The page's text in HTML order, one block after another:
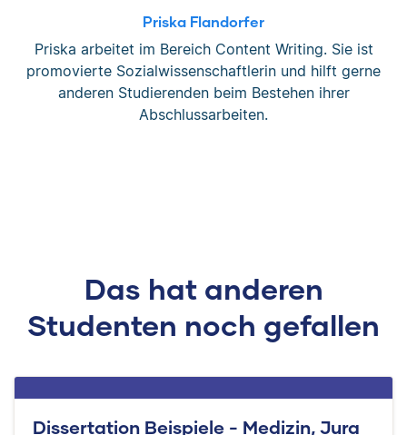
Priska Flandorfer
Priska arbeitet im Bereich Content Writing. Sie ist
promovierte Sozialwissenschaftlerin und hilft gerne
anderen Studierenden beim Bestehen ihrer
Abschlussarbeiten.
Das hat anderen
Studenten noch gefallen
Dissertation Beispiele - Medizin, Jura